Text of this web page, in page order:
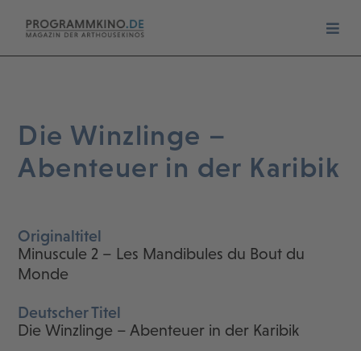
Die Winzlinge –
Abenteuer in der Karibik
Originaltitel
Minuscule 2 – Les Mandibules du Bout du
Monde
Deutscher Titel
Die Winzlinge – Abenteuer in der Karibik